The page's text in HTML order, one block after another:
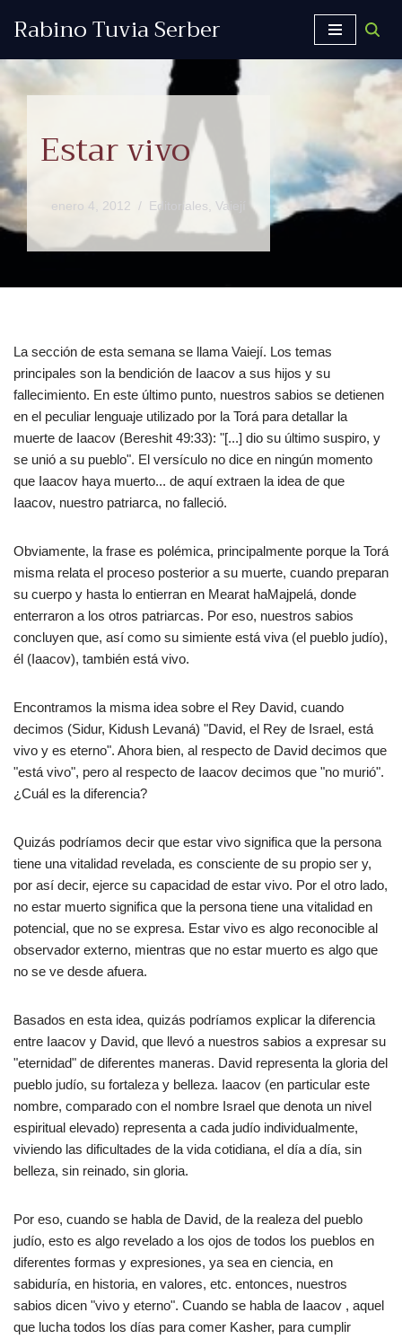
Rabino Tuvia Serber
Estar vivo
enero 4, 2012 Editoriales, Vaiejí
La sección de esta semana se llama Vaiejí. Los temas
principales son la bendición de Iaacov a sus hijos y su
fallecimiento. En este último punto, nuestros sabios se detienen
en el peculiar lenguaje utilizado por la Torá para detallar la
muerte de Iaacov (Bereshit 49:33): "[...] dio su último suspiro, y
se unió a su pueblo". El versículo no dice en ningún momento
que Iaacov haya muerto... de aquí extraen la idea de que
Iaacov, nuestro patriarca, no falleció.
Obviamente, la frase es polémica, principalmente porque la Torá
misma relata el proceso posterior a su muerte, cuando preparan
su cuerpo y hasta lo entierran en Mearat haMajpelá, donde
enterraron a los otros patriarcas. Por eso, nuestros sabios
concluyen que, así como su simiente está viva (el pueblo judío),
él (Iaacov), también está vivo.
Encontramos la misma idea sobre el Rey David, cuando
decimos (Sidur, Kidush Levaná) "David, el Rey de Israel, está
vivo y es eterno". Ahora bien, al respecto de David decimos que
"está vivo", pero al respecto de Iaacov decimos que "no murió".
¿Cuál es la diferencia?
Quizás podríamos decir que estar vivo significa que la persona
tiene una vitalidad revelada, es consciente de su propio ser y,
por así decir, ejerce su capacidad de estar vivo. Por el otro lado,
no estar muerto significa que la persona tiene una vitalidad en
potencial, que no se expresa. Estar vivo es algo reconocible al
observador externo, mientras que no estar muerto es algo que
no se ve desde afuera.
Basados en esta idea, quizás podríamos explicar la diferencia
entre Iaacov y David, que llevó a nuestros sabios a expresar su
"eternidad" de diferentes maneras. David representa la gloria del
pueblo judío, su fortaleza y belleza. Iaacov (en particular este
nombre, comparado con el nombre Israel que denota un nivel
espiritual elevado) representa a cada judío individualmente,
viviendo las dificultades de la vida cotidiana, el día a día, sin
belleza, sin reinado, sin gloria.
Por eso, cuando se habla de David, de la realeza del pueblo
judío, esto es algo revelado a los ojos de todos los pueblos en
diferentes formas y expresiones, ya sea en ciencia, en
sabiduría, en historia, en valores, etc. entonces, nuestros
sabios dicen "vivo y eterno". Cuando se habla de Iaacov , aquel
que lucha todos los días para comer Kasher, para cumplir